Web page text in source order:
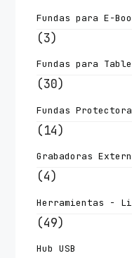
Fundas para E-
(3)
Fundas para
(30)
Fundas
(14)
Grabadoras
(4)
Herramientas -
(49)
Hub USB